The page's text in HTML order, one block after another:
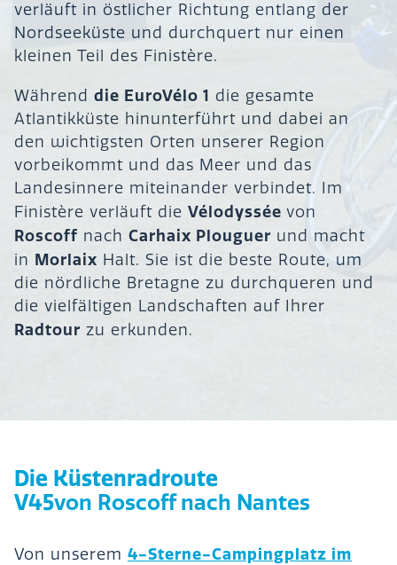
verläuft in östlicher Richtung entlang der
Nordseeküste und durchquert nur einen
kleinen Teil des Finistère.
Während die EuroVélo 1 die gesamte
Atlantikküste hinunterführt und dabei an
den wichtigsten Orten unserer Region
vorbeikommt und das Meer und das
Landesinnere miteinander verbindet. Im
Finistère verläuft die Vélodyssée von
Roscoff nach Carhaix Plouguer und macht
in Morlaix Halt. Sie ist die beste Route, um
die nördliche Bretagne zu durchqueren und
die vielfältigen Landschaften auf Ihrer
Radtour zu erkunden.
Die Küstenradroute
V45von Roscoff nach Nantes
Von unserem 4-Sterne-Campingplatz im